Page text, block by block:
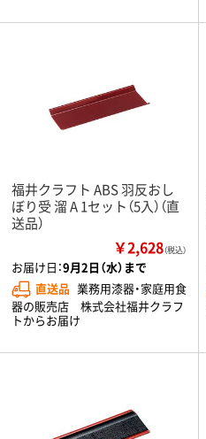
福井クラフト ABS 羽反おし
ぼり受 溜 A 1セット（5入）（直
送品）
￥2,628（税込）
お届け日：9月2日（水）まで
直送品 業務用漆器・家庭用食
器の販売店 株式会社福井クラフ
トからお届け